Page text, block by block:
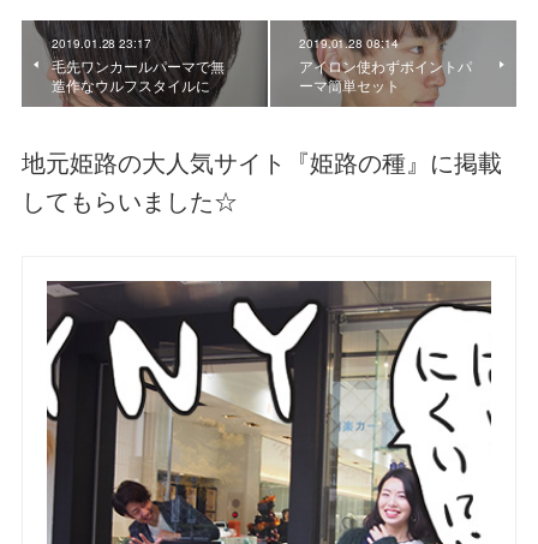
2019.01.28 23:17
毛先ワンカールパーマで無
造作なウルフスタイルに
2019.01.28 08:14
アイロン使わずポイントパ
ーマ簡単セット
地元姫路の大人気サイト『姫路の種』に掲載
してもらいました☆